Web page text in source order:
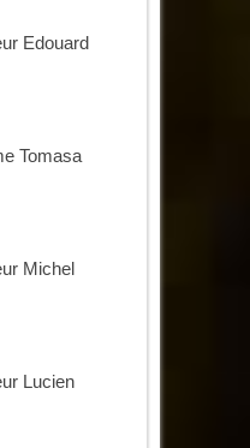
Edouard
Tomasa
Michel
Lucien